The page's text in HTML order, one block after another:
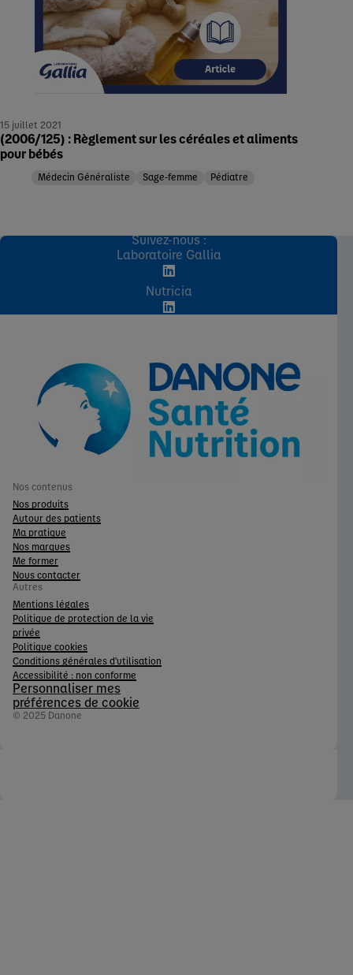
15 juillet 2021
(2006/125) : Règlement sur les céréales et aliments
pour bébés
Médecin Généraliste Sage-femme Pédiatre
Suivez-nous :
Laboratoire Gallia
Nutricia
Nos contenus
Nos produits
Autour des patients
Ma pratique
Nos marques
Me former
Nous contacter
Autres
Mentions légales
Politique de protection de la vie
privée
Politique cookies
Conditions générales d'utilisation
Accessibilité : non conforme
Personnaliser mes
préférences de cookie
© 2025 Danone